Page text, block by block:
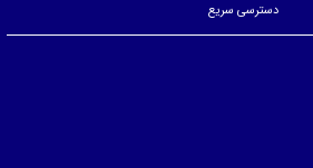
دسترسی سریع